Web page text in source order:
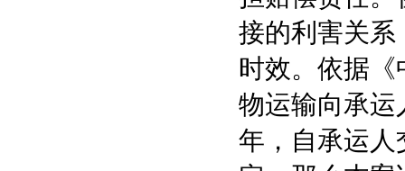
接的利害关系
时效。依据《
物运输向承运
年，自承运人